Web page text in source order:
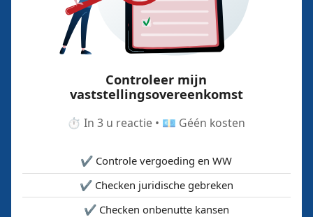
Controleer mijn
vaststellingsovereenkomst
⏱️ In 3 u reactie • 💶 Géén kosten
✔️ Controle vergoeding en WW
✔️ Checken juridische gebreken
✔️ Checken onbenutte kansen